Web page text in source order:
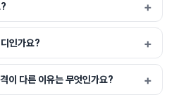
인가요?
이 다른 이유는 무엇인가요?